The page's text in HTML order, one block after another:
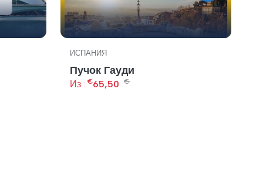
ИСПАНИЯ
Пучок Гауди
Из : €65,50 €